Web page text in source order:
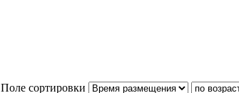
Поле сортировки